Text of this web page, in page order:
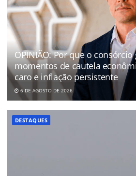
OPINIÃO: Por que o
momentos de cautela
caro e inflação persistente
6 DE AGOSTO DE 2026
DESTAQUES